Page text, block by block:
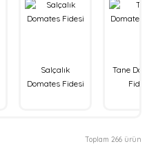
Salçalık
Domates Fidesi
Tane
Toplam 266 ürün